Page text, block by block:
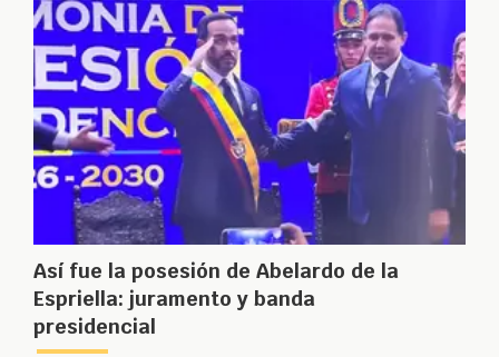
Así fue la posesión de Abelardo de la
Espriella: juramento y banda
presidencial